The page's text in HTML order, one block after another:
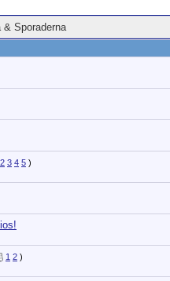
& Sporaderna
2 3 4 5 )
1 2 )